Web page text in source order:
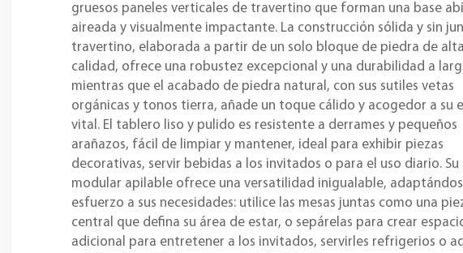
gruesos paneles verticales de travertino que forman una base
aireada y visualmente impactante. La construcción sólida y sin
travertino, elaborada a partir de un solo bloque de piedra de alta
calidad, ofrece una robustez excepcional y una durabilidad a
mientras que el acabado de piedra natural, con sus sutiles vetas
orgánicas y tonos tierra, añade un toque cálido y acogedor a su
vital. El tablero liso y pulido es resistente a derrames y pequeños
arañazos, fácil de limpiar y mantener, ideal para exhibir piezas
decorativas, servir bebidas a los invitados o para el uso diario. Su
modular apilable ofrece una versatilidad inigualable,
esfuerzo a sus necesidades: utilice las mesas juntas como una
central que defina su área de estar, o sepárelas para crear
adicional para entretener a los invitados, servirles refrigerios o